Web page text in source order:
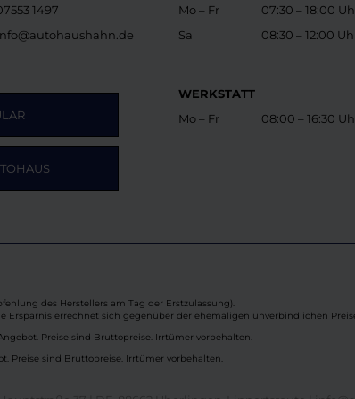
1497
Mo – Fr
Sa
07:30 – 18:00
08:30 – 12:00
WERKSTATT
Mo – Fr
08:00 – 16:30
des Herstellers am Tag der Erstzulassung).
Ersparnis errechnet sich gegenüber der ehemaligen unverbindlichen
Preise sind Bruttopreise. Irrtümer vorbehalten.
Preise sind Bruttopreise. Irrtümer vorbehalten.